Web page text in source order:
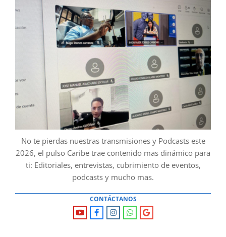
No te pierdas nuestras transmisiones y Podcasts este
2026, el pulso Caribe trae contenido mas dinámico para
ti: Editoriales, entrevistas, cubrimiento de eventos,
podcasts y mucho mas.
CONTÁCTANOS